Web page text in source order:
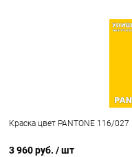
Краска цвет PANTONE 116/027
3 960 руб. / шт